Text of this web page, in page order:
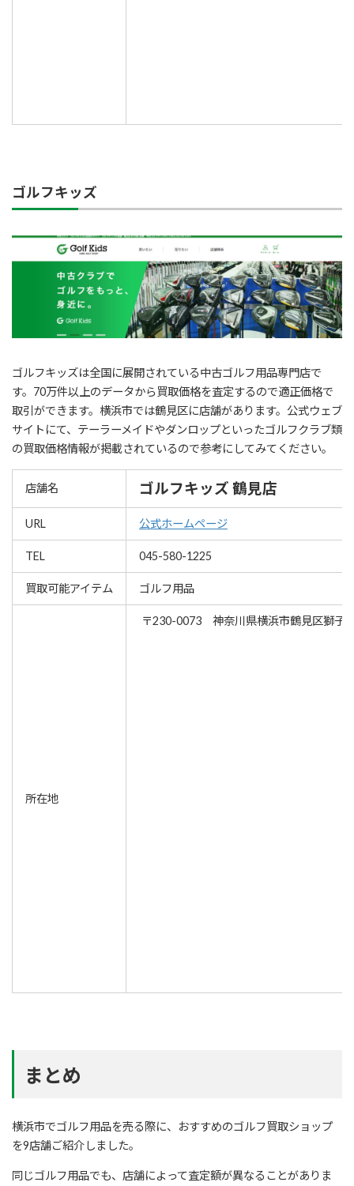
ゴルフキッズ
ゴルフキッズは全国に展開されている中古ゴルフ用品専門店で
す。70万件以上のデータから買取価格を査定するので適正価格で
取引ができます。横浜市では鶴見区に店舗があります。公式ウェブ
サイトにて、テーラーメイドやダンロップといったゴルフクラブ類
の買取価格情報が掲載されているので参考にしてみてください。
店舗名 ゴルフキッズ 鶴見店
URL 公式ホームページ
TEL 045-580-1225
買取可能アイテム ゴルフ用品
所在地
〒230-0073 神奈川県横浜市鶴見区獅子
まとめ
横浜市でゴルフ用品を売る際に、おすすめのゴルフ買取ショップ
を9店舗ご紹介しました。
同じゴルフ用品でも、店舗によって査定額が異なることがありま